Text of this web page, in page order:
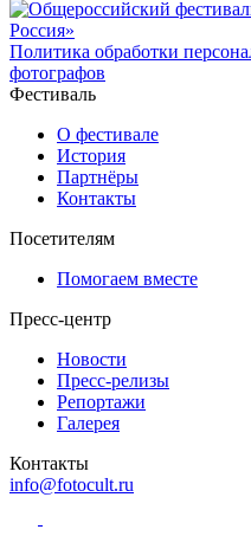
Политика обработки
фотографов
Фестиваль
О фестивале
История
Партнёры
Контакты
Посетителям
Помогаем вместе
Пресс-центр
Новости
Пресс-релизы
Репортажи
Галерея
Контакты
info@fotocult.ru